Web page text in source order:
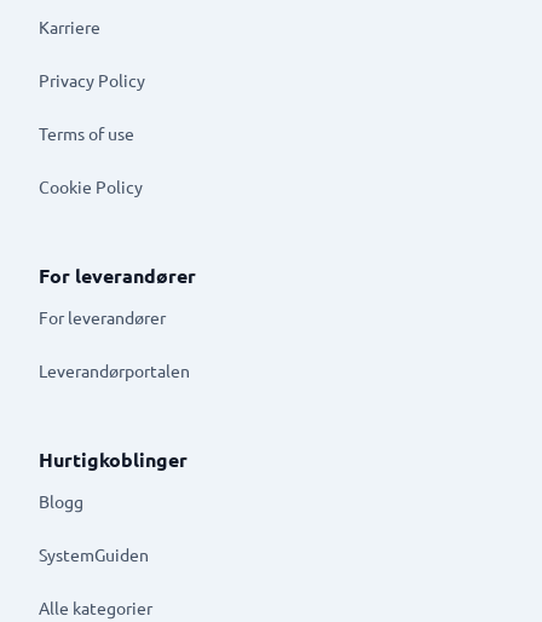
Karriere
Privacy Policy
Terms of use
Cookie Policy
For leverandører
For leverandører
Leverandørportalen
Hurtigkoblinger
Blogg
SystemGuiden
Alle kategorier